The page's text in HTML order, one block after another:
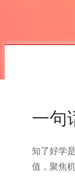
一句
知了好学
值，聚焦